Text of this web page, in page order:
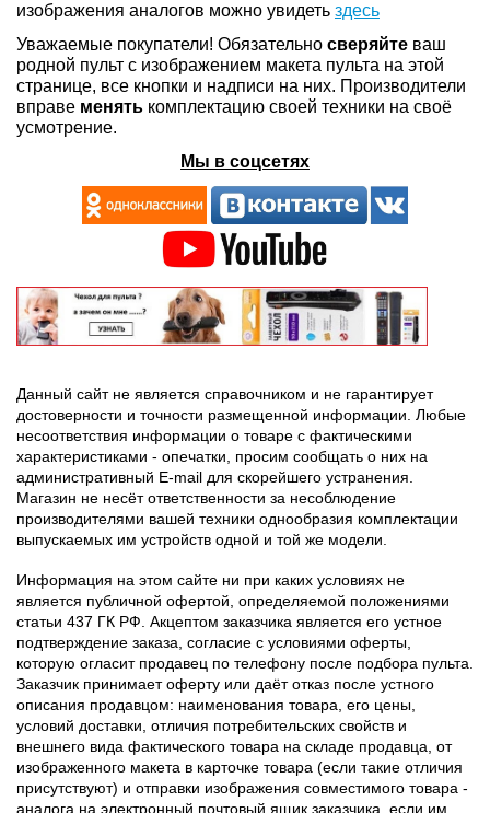
изображения аналогов можно увидеть здесь
Уважаемые покупатели! Обязательно сверяйте ваш
родной пульт с изображением макета пульта на этой
странице, все кнопки и надписи на них. Производители
вправе менять комплектацию своей техники на своё
усмотрение.
Мы в соцсетях
Данный сайт не является справочником и не гарантирует
достоверности и точности размещенной информации. Любые
несоответствия информации о товаре с фактическими
характеристиками - опечатки, просим сообщать о них на
административный E-mail для скорейшего устранения.
Магазин не несёт ответственности за несоблюдение
производителями вашей техники однообразия комплектации
выпускаемых им устройств одной и той же модели.
Информация на этом сайте ни при каких условиях не
является публичной офертой, определяемой положениями
статьи 437 ГК РФ. Акцептом заказчика является его устное
подтверждение заказа, согласие с условиями оферты,
которую огласит продавец по телефону после подбора пульта.
Заказчик принимает оферту или даёт отказ после устного
описания продавцом: наименования товара, его цены,
условий доставки, отличия потребительских свойств и
внешнего вида фактического товара на складе продавца, от
изображенного макета в карточке товара (если такие отличия
присутствуют) и отправки изображения совместимого товара -
аналога на электронный почтовый ящик заказчика, если им